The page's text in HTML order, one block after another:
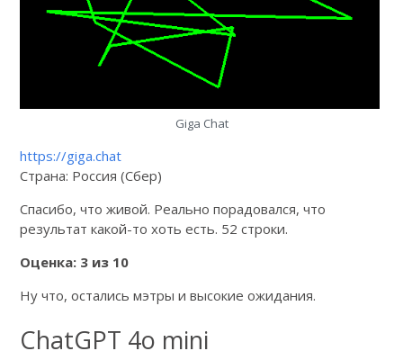
Giga Chat
https://giga.chat
Страна: Россия (Сбер)
Спасибо, что живой. Реально порадовался, что
результат какой-то хоть есть. 52 строки.
Оценка: 3 из 10
Ну что, остались мэтры и высокие ожидания.
ChatGPT 4o mini